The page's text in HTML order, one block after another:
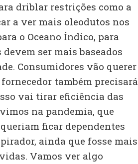
driblar restrições como a
a ver mais oleodutos nos
o Oceano Índico, para
ser mais baseados
Consumidores vão querer
também precisará
vai tirar eficiência das
na pandemia, que
ficar dependentes
ainda que fosse mais
Vamos ver algo